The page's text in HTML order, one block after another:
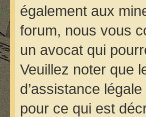
également aux
forum, nous vous
un avocat qui
Veuillez noter que
d’assistance
pour ce qui est